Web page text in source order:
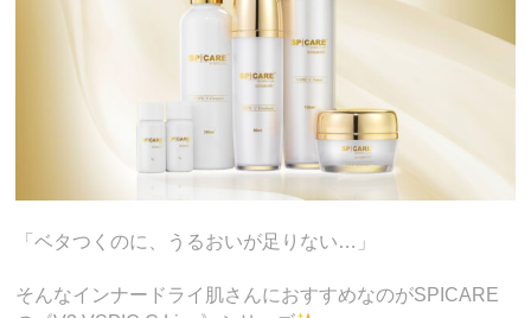
「ベタつくのに、うるおいが足りない…」
そんなインナードライ肌さんにおすすめなのがSPICARE